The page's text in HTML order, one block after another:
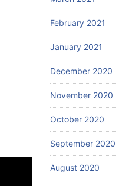
February 2021
January 2021
December 2020
November 2020
October 2020
September 2020
August 2020